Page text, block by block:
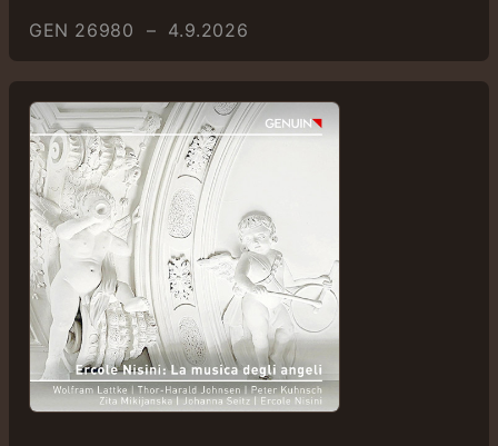
GEN 26980 – 4.9.2026